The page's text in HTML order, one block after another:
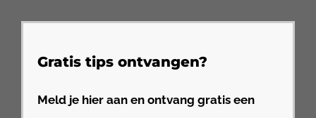
Gratis tips ontvangen?
Meld je hier aan en ontvang gratis een